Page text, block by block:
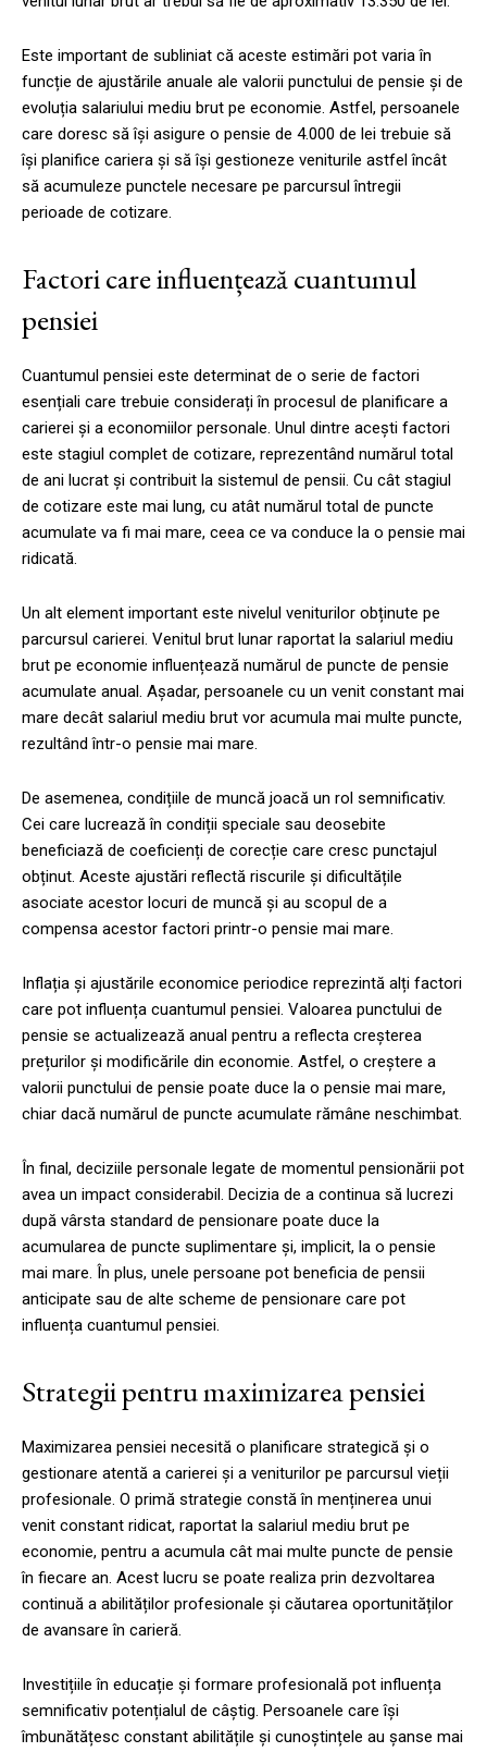
Este important de subliniat că aceste estimări pot varia în
funcție de ajustările anuale ale valorii punctului de pensie și de
evoluția salariului mediu brut pe economie. Astfel, persoanele
care doresc să își asigure o pensie de 4.000 de lei trebuie să
își planifice cariera și să își gestioneze veniturile astfel încât
să acumuleze punctele necesare pe parcursul întregii
perioade de cotizare.
Factori care influențează cuantumul
pensiei
Cuantumul pensiei este determinat de o serie de factori
esențiali care trebuie considerați în procesul de planificare a
carierei și a economiilor personale. Unul dintre acești factori
este stagiul complet de cotizare, reprezentând numărul total
de ani lucrat și contribuit la sistemul de pensii. Cu cât stagiul
de cotizare este mai lung, cu atât numărul total de puncte
acumulate va fi mai mare, ceea ce va conduce la o pensie mai
ridicată.
Un alt element important este nivelul veniturilor obținute pe
parcursul carierei. Venitul brut lunar raportat la salariul mediu
brut pe economie influențează numărul de puncte de pensie
acumulate anual. Așadar, persoanele cu un venit constant mai
mare decât salariul mediu brut vor acumula mai multe puncte,
rezultând într-o pensie mai mare.
De asemenea, condițiile de muncă joacă un rol semnificativ.
Cei care lucrează în condiții speciale sau deosebite
beneficiază de coeficienți de corecție care cresc punctajul
obținut. Aceste ajustări reflectă riscurile și dificultățile
asociate acestor locuri de muncă și au scopul de a
compensa acestor factori printr-o pensie mai mare.
Inflația și ajustările economice periodice reprezintă alți factori
care pot influența cuantumul pensiei. Valoarea punctului de
pensie se actualizează anual pentru a reflecta creșterea
prețurilor și modificările din economie. Astfel, o creștere a
valorii punctului de pensie poate duce la o pensie mai mare,
chiar dacă numărul de puncte acumulate rămâne neschimbat.
În final, deciziile personale legate de momentul pensionării pot
avea un impact considerabil. Decizia de a continua să lucrezi
după vârsta standard de pensionare poate duce la
acumularea de puncte suplimentare și, implicit, la o pensie
mai mare. În plus, unele persoane pot beneficia de pensii
anticipate sau de alte scheme de pensionare care pot
influența cuantumul pensiei.
Strategii pentru maximizarea pensiei
Maximizarea pensiei necesită o planificare strategică și o
gestionare atentă a carierei și a veniturilor pe parcursul vieții
profesionale. O primă strategie constă în menținerea unui
venit constant ridicat, raportat la salariul mediu brut pe
economie, pentru a acumula cât mai multe puncte de pensie
în fiecare an. Acest lucru se poate realiza prin dezvoltarea
continuă a abilităților profesionale și căutarea oportunităților
de avansare în carieră.
Investițiile în educație și formare profesională pot influența
semnificativ potențialul de câștig. Persoanele care își
îmbunătățesc constant abilitățile și cunoștințele au șanse mai